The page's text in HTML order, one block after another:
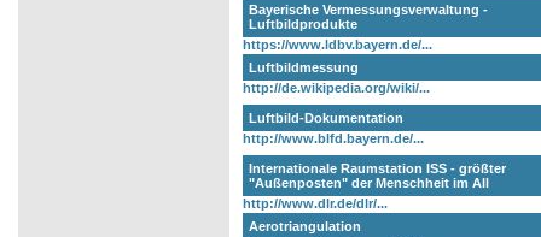
Bayerische Vermessungsverwaltung -
Luftbildprodukte
https://www.ldbv.bayern.de/...
Luftbildmessung
http://de.wikipedia.org/wiki/...
Luftbild-Dokumentation
http://www.blfd.bayern.de/...
Internationale Raumstation ISS - größter
"Außenposten" der Menschheit im All
http://www.dlr.de/dlr/...
Aerotriangulation